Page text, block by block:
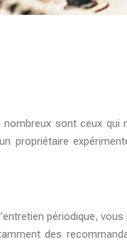
sont ceux qui
propriétaire
périodique,
des